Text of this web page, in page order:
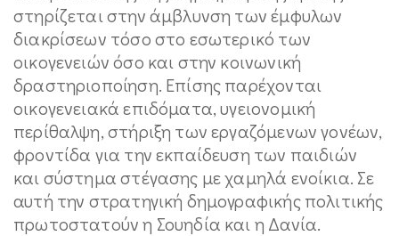
στηρίζεται στην άμβλυνση των έμφυλων
διακρίσεων τόσο στο εσωτερικό των
οικογενειών όσο και στην κοινωνική
δραστηριοποίηση. Επίσης παρέχονται
οικογενειακά επιδόματα, υγειονομική
περίθαλψη, στήριξη των εργαζόμενων γονέων,
φροντίδα για την εκπαίδευση των παιδιών
και σύστημα στέγασης με χαμηλά ενοίκια. Σε
αυτή την στρατηγική δημογραφικής πολιτικής
πρωτοστατούν η Σουηδία και η Δανία.